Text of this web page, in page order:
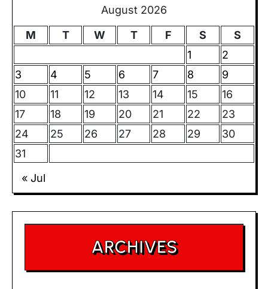
August 2026
M
T W T F S
S
1
2
3
4 5 6 7 8
9
10
11 12 13 14 15
16
17
18 19 20 21 22
23
24
25 26 27 28 29
30
31
« Jul
ARCHIVES